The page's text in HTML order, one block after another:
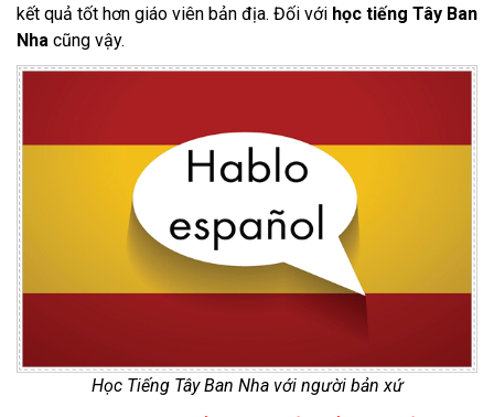
kết quả tốt hơn giáo viên bản địa. Đối với học tiếng Tây Ban
Nha cũng vậy.
Học Tiếng Tây Ban Nha với người bản xứ